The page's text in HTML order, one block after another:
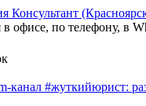
офисе, по телефону, в
канал #жуткийюрист: